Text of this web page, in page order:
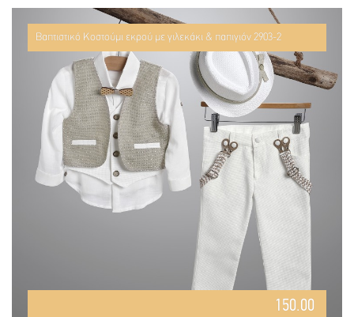
Βαπτιστικό Κοστούμι εκρού με γιλεκάκι & παπιγιόν 2903-2
150.00